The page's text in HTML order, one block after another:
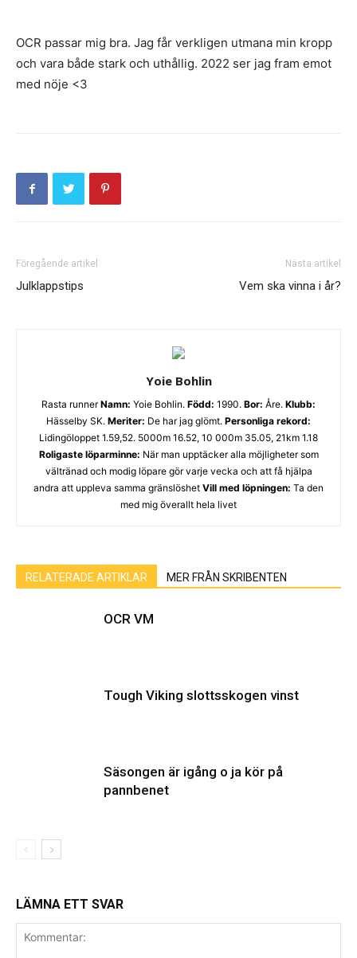
OCR passar mig bra. Jag får verkligen utmana min kropp
och vara både stark och uthållig. 2022 ser jag fram emot
med nöje <3
Föregående artikel
Julklappstips
Nästa artikel
Vem ska vinna i år?
Yoie Bohlin
Rasta runnerNamn: Yoie Bohlin. Född: 1990. Bor: Åre. Klubb:
Hässelby SK. Meriter: De har jag glömt. Personliga rekord:
Lidingöloppet 1.59,52. 5000m 16.52, 10 000m 35.05, 21km 1.18
Roligaste löparminne: När man upptäcker alla möjligheter som
vältränad och modig löpare gör varje vecka och att få hjälpa
andra att uppleva samma gränslöshet Vill med löpningen: Ta den
med mig överallt hela livet
RELATERADE ARTIKLAR MER FRÅN SKRIBENTEN
OCR VM
Tough Viking slottsskogen vinst
Säsongen är igång o ja kör på
pannbenet
LÄMNA ETT SVAR